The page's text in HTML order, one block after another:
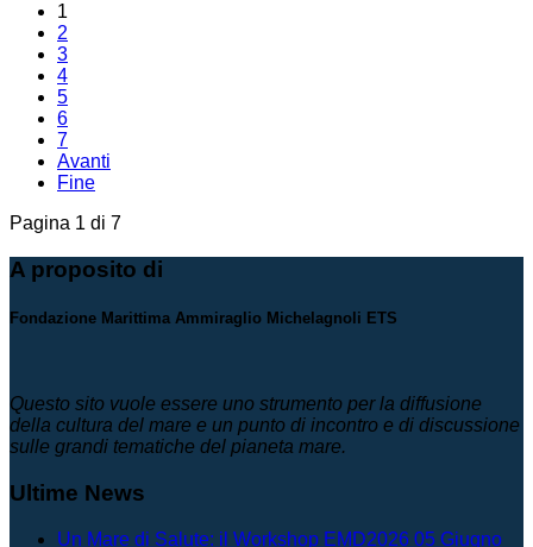
1
2
3
4
5
6
7
Avanti
Fine
Pagina 1 di 7
A proposito di
Fondazione Marittima Ammiraglio Michelagnoli ETS
Questo sito vuole essere uno strumento per la diffusione
della cultura del mare e un punto di incontro e di discussione
sulle grandi tematiche del pianeta mare.
Ultime News
Un Mare di Salute: il Workshop EMD2026 05 Giugno